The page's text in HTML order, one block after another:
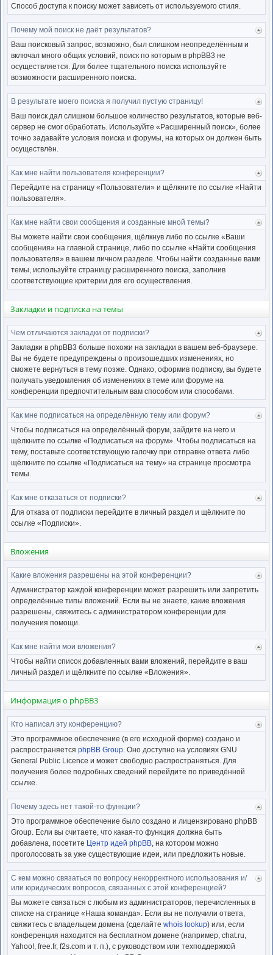
Способ доступа к поиску может зависеть от используемого стиля.
Почему мой поиск не даёт результатов?
Ваш поисковый запрос, возможно, был слишком неопределённым и
включал много общих условий, поиск по которым в phpBB3 не
осуществляется. Для более тщательного поиска используйте
возможности расширенного поиска.
к
В результате моего поиска я получил пустую страницу!
Ваш поиск дал слишком большое количество результатов, которые веб-
сервер не смог обработать. Используйте «Расширенный поиск», более
точно задавайте условия поиска и форумы, на которых он должен быть
осуществлён.
к
Как мне найти пользователя конференции?
Перейдите на страницу «Пользователи» и щёлкните по ссылке «Найти
пользователя».
Как мне найти свои сообщения и созданные мной темы?
Вы можете найти свои сообщения, щёлкнув либо по ссылке «Ваши
сообщения» на главной странице, либо по ссылке «Найти сообщения
пользователя» в вашем личном разделе. Чтобы найти созданные вами
темы, используйте страницу расширенного поиска, заполнив
соответствующие критерии для его осуществления.
Закладки и подписка на темы
Чем отличаются закладки от подписки?
Закладки в phpBB3 больше похожи на закладки в вашем веб-браузере.
Вы не будете предупреждены о произошедших изменениях, но
сможете вернуться в тему позже. Однако, оформив подписку, вы будете
получать уведомления об изменениях в теме или форуме на
конференции предпочтительным вам способом или способами.
Как мне подписаться на определённую тему или форум?
Чтобы подписаться на определённый форум, зайдите на него и
щёлкните по ссылке «Подписаться на форум». Чтобы подписаться на
тему, поставьте соответствующую галочку при отправке ответа либо
щёлкните по ссылке «Подписаться на тему» на странице просмотра
темы.
Как мне отказаться от подписки?
Для отказа от подписки перейдите в личный раздел и щёлкните по
ссылке «Подписки».
Вложения
к
Какие вложения разрешены на этой конференции?
Администратор каждой конференции может разрешить или запретить
определённые типы вложений. Если вы не знаете, какие вложения
разрешены, свяжитесь с администратором конференции для
получения помощи.
Как мне найти мои вложения?
Чтобы найти список добавленных вами вложений, перейдите в ваш
личный раздел и щёлкните по ссылке «Вложения».
Информация о phpBB3
Кто написал эту конференцию?
Это программное обеспечение (в его исходной форме) создано и
распространяется phpBB Group. Оно доступно на условиях GNU
General Public Licence и может свободно распространяться. Для
получения более подробных сведений перейдите по приведённой
ссылке.
к
Почему здесь нет такой-то функции?
Это программное обеспечение было создано и лицензировано phpBB
Group. Если вы считаете, что какая-то функция должна быть
добавлена, посетите Центр идей phpBB, на котором можно
проголосовать за уже существующие идеи, или предложить новые.
С кем можно связаться по вопросу некорректного использования и/
или юридических вопросов, связанных с этой конференцией?
Вы можете связаться с любым из администраторов, перечисленных в
списке на странице «Наша команда». Если вы не получили ответа,
свяжитесь с владельцем домена (сделайте whois lookup) или, если
конференция находится на бесплатном домене (например, chat.ru,
Yahoo!, free.fr, f2s.com и т. п.), с руководством или техподдержкой